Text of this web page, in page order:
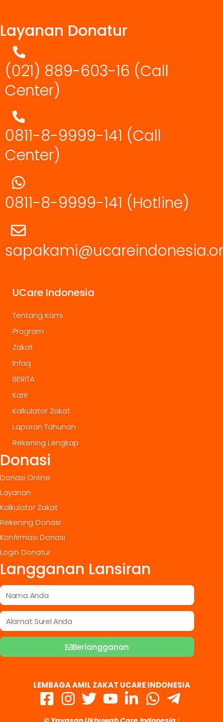
Layanan Donatur
(021) 889-603-16 (Call
Center)
0811-8-9999-141 (Call
Center)
0811-8-9999-141 (Hotline)
UCare Indonesia
Tentang Kami
Program
Zakat
Infaq
BERITA
Karir
Kalkulator Zakat
Laporan Tahunan
Rekening Lengkap
Donasi
Donasi Online
Layanan
Kalkulator Zakat
Rekening Donasi
Konfirmasi Donasi
Login Donatur
Langganan Lansiran
Berlangganan
LEMBAGA AMIL ZAKAT UCARE INDONESIA